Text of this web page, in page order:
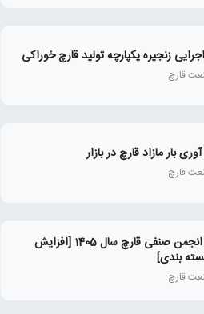
زنجیره یکپارچه تولید قارچ خوراکی
قارچ
بار مازاد قارچ در بازار
قارچ
اطلاعیه های انجمن صنفی قارچ سال 1405 [افزایش
بندی]
قارچ